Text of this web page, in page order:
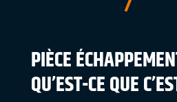
PIÈCE
QU’EST-CE QUE